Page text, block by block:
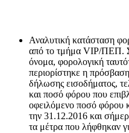
Αναλυτική κατάσταση
από το τμήμα VIP/ΠΕΠ.
όνομα, φορολογική
περιορίστηκε η
δήλωσης εισοδήματος,
και ποσό φόρου που
οφειλόμενο ποσό φόρου
την 31.12.2016 και
τα μέτρα που λήφθηκαν